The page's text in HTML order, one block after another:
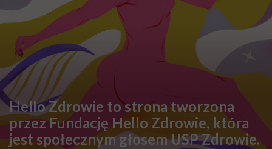
Hello Zdrowie to strona tworzona
przez Fundację Hello Zdrowie, która
jest społecznym głosem USP Zdrowie.